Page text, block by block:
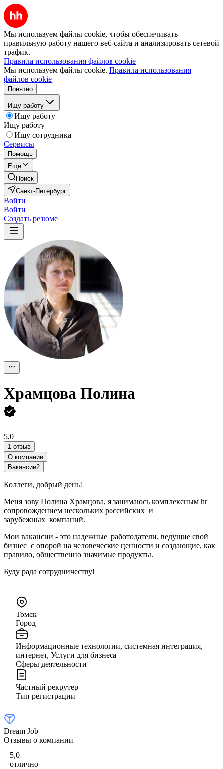
Мы используем файлы cookie, чтобы обеспечивать
правильную работу нашего веб-сайта и анализировать сетевой
трафик.
Правила использования файлов cookie
Мы используем файлы cookie. Правила использования
файлов cookie
Понятно
Ищу работу
Ищу работу
Ищу работу
Ищу сотрудника
Сервисы
Помощь
Ещё
Поиск
Санкт-Петербург
Войти
Войти
Создать резюме
Храмцова Полина
5,0
1 отзыв
О компании
Вакансии2
Коллеги, добрый день!
Меня зову Полина Храмцова, я занимаюсь комплексным hr
сопровождением нескольких российских и
зарубежных компаний.
Мои вакансии - это надежные работодатели, ведущие свой
бизнес с опорой на человеческие ценности и создающие, как
правило, общественно значимые продукты.
Буду рада сотрудничеству!
Томск
Город
Информационные технологии, системная интеграция,
интернет, Услуги для бизнеса
Сферы деятельности
Частный рекрутер
Тип регистрации
Dream Job
Отзывы о компании
5,0
отлично